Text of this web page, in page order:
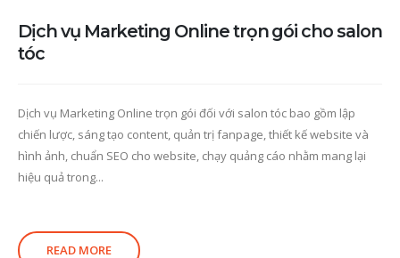
Dịch vụ Marketing Online trọn gói cho salon
tóc
Dịch vụ Marketing Online trọn gói đối với salon tóc bao gồm lập
chiến lược, sáng tạo content, quản trị fanpage, thiết kế website và
hình ảnh, chuẩn SEO cho website, chạy quảng cáo nhằm mang lại
hiệu quả trong...
READ MORE